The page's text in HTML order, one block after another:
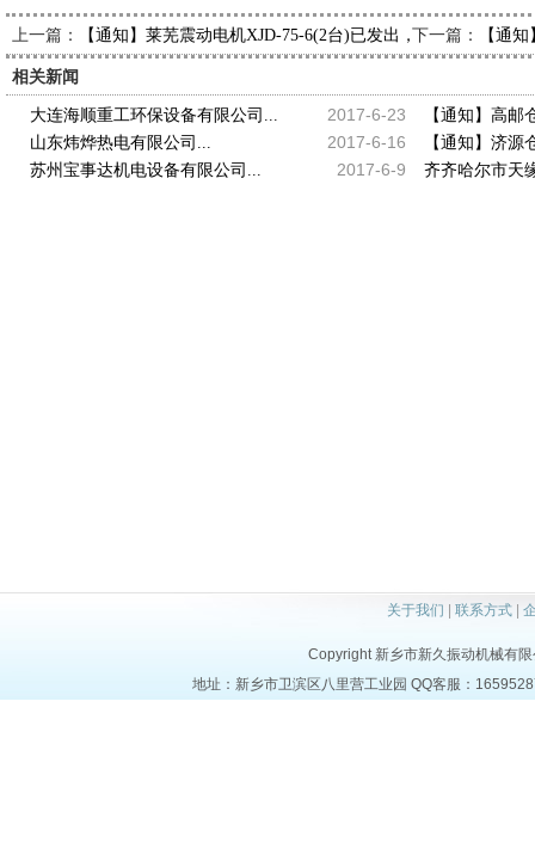
上一篇： 【通知】莱芜震动电机XJD-75-6(2台)已发出，请孟经理查收
下一篇： 【通
相关新闻
2017-6-23
大连海顺重工环保设备有限公司... 【通知】高邮
2017-6-16
山东炜烨热电有限公司... 【通知】济源
2017-6-9
苏州宝事达机电设备有限公司... 齐齐哈尔市天
关于我们 | 联系方式|
Copyright 新乡市新久振动机械有
地址：新乡市卫滨区八里营工业园 QQ客服：